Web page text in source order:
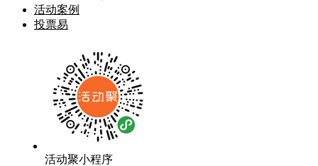
活动案例
投票易
活动聚小程序